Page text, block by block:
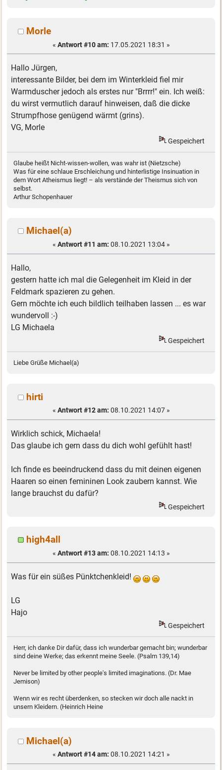
Morle
« Antwort #10 am: 17.05.2021 18:31 »
Hallo Jürgen,
interessante Bilder, bei dem im Winterkleid fiel mir
Warmduscher jedoch als erstes nur "Brrrr!" ein. Ich weiß:
du wirst vermutlich darauf hinweisen, daß die dicke
Strumpfhose genügend wärmt (grins).
VG, Morle
Gespeichert
Glaube heißt Nicht-wissen-wollen, was wahr ist (Nietzsche)
Was für eine schlaue Erschleichung und hinterlistige Insinuation in
dem Wort Atheismus liegt! – als verstände der Theismus sich von
selbst.
Arthur Schopenhauer
Michael(a)
« Antwort #11 am: 08.10.2021 13:04 »
Hallo,
gestern hatte ich mal die Gelegenheit im Kleid in der
Feldmark spazieren zu gehen.
Gern möchte ich euch bildlich teilhaben lassen ... es war
wundervoll :-)
LG Michaela
Gespeichert
Liebe Grüße Michael(a)
hirti
« Antwort #12 am: 08.10.2021 14:07 »
Wirklich schick, Michaela!
Das glaube ich gern dass du dich wohl gefühlt hast!
Ich finde es beeindruckend dass du mit deinen eigenen
Haaren so einen femininen Look zaubern kannst. Wie
lange brauchst du dafür?
Gespeichert
high4all
« Antwort #13 am: 08.10.2021 14:13 »
Was für ein süßes Pünktchenkleid!
LG
Hajo
Gespeichert
Herr, ich danke Dir dafür, dass ich wunderbar gemacht bin; wunderbar
sind deine Werke; das erkennt meine Seele. (Psalm 139,14)
Never be limited by other people's limited imaginations. (Dr. Mae
Jemison)
Wenn wir es recht überdenken, so stecken wir doch alle nackt in
unsern Kleidern. (Heinrich Heine
Michael(a)
« Antwort #14 am: 08.10.2021 14:21 »